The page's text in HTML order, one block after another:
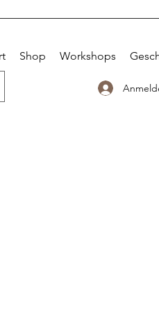
Shop Workshops